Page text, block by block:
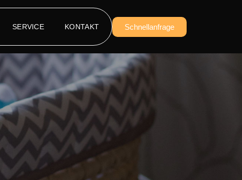
SERVICE KONTAKT Schnellanfrage